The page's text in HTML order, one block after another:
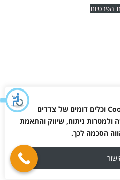
וכלים דומים של צדדים
ולמטרות ניתוח, שיווק והתאמת
הסכמה לכך.
הפרטיות